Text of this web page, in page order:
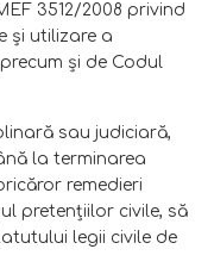
3512/2008 privind
și utilizare a
și de Codul
sau judiciară,
la terminarea
remedieri
pretenţiilor civile, să
legii civile de